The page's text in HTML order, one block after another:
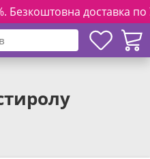
Безкоштовна доставка по